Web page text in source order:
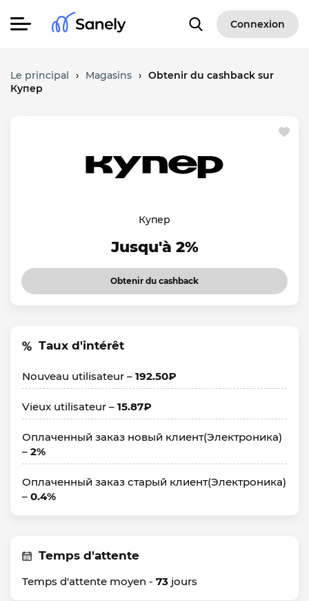
Connexion
Le principal › Magasins › Obtenir du cashback sur
Купер
Купер
Jusqu'à 2%
Obtenir du cashback
Taux d'intérêt
Nouveau utilisateur – 192.50₽
Vieux utilisateur – 15.87₽
Оплаченный заказ новый клиент(Электроника)
– 2%
Оплаченный заказ старый клиент(Электроника)
– 0.4%
Temps d'attente
Temps d'attente moyen - 73 jours